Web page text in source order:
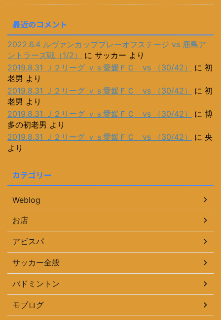
最近のコメント
2022.6.4 ルヴァンカッププレーオフステージ vs 鹿島ア
ントラーズ戦（1/2）
に サッカー より
2019.8.31 Ｊ２リーグ ｖｓ愛媛ＦＣ vs （30/42）
に 初
老男 より
2019.8.31 Ｊ２リーグ ｖｓ愛媛ＦＣ vs （30/42）
に 初
老男 より
2019.8.31 Ｊ２リーグ ｖｓ愛媛ＦＣ vs （30/42）
に 博
多の初老男 より
2019.8.31 Ｊ２リーグ ｖｓ愛媛ＦＣ vs （30/42）
に 央
より
カテゴリー
Weblog
お店
アビスパ
サッカー全般
バドミントン
モブログ